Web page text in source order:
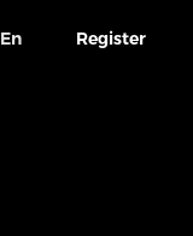
En Register